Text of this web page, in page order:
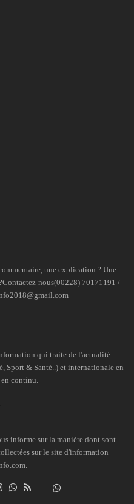
une explication ? Une
nous(00228) 70171191 /
qui traite de l'actualité
Sport & Santé..) et internationale en
continu.
informe sur la manière dont sont
sur le site d'information
InstagramWhatsAppDailymotion